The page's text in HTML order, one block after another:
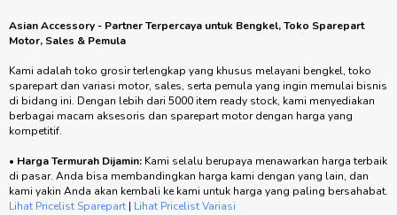
Asian Accessory - Partner Terpercaya untuk Bengkel, Toko Sparepart
Motor, Sales & Pemula
Kami adalah toko grosir terlengkap yang khusus melayani bengkel, toko
sparepart dan variasi motor, sales, serta pemula yang ingin memulai bisnis
di bidang ini. Dengan lebih dari 5000 item ready stock, kami menyediakan
berbagai macam aksesoris dan sparepart motor dengan harga yang
kompetitif.
• Harga Termurah Dijamin: Kami selalu berupaya menawarkan harga terbaik
di pasar. Anda bisa membandingkan harga kami dengan yang lain, dan
kami yakin Anda akan kembali ke kami untuk harga yang paling bersahabat.
Lihat Pricelist Sparepart | Lihat Pricelist Variasi